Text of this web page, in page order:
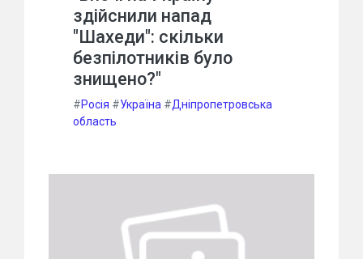
здійснили напад
"Шахеди": скільки
безпілотників було
знищено?"
#Росія #Україна #Дніпропетровська
область